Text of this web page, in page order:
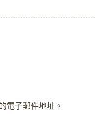
電子郵件地址。